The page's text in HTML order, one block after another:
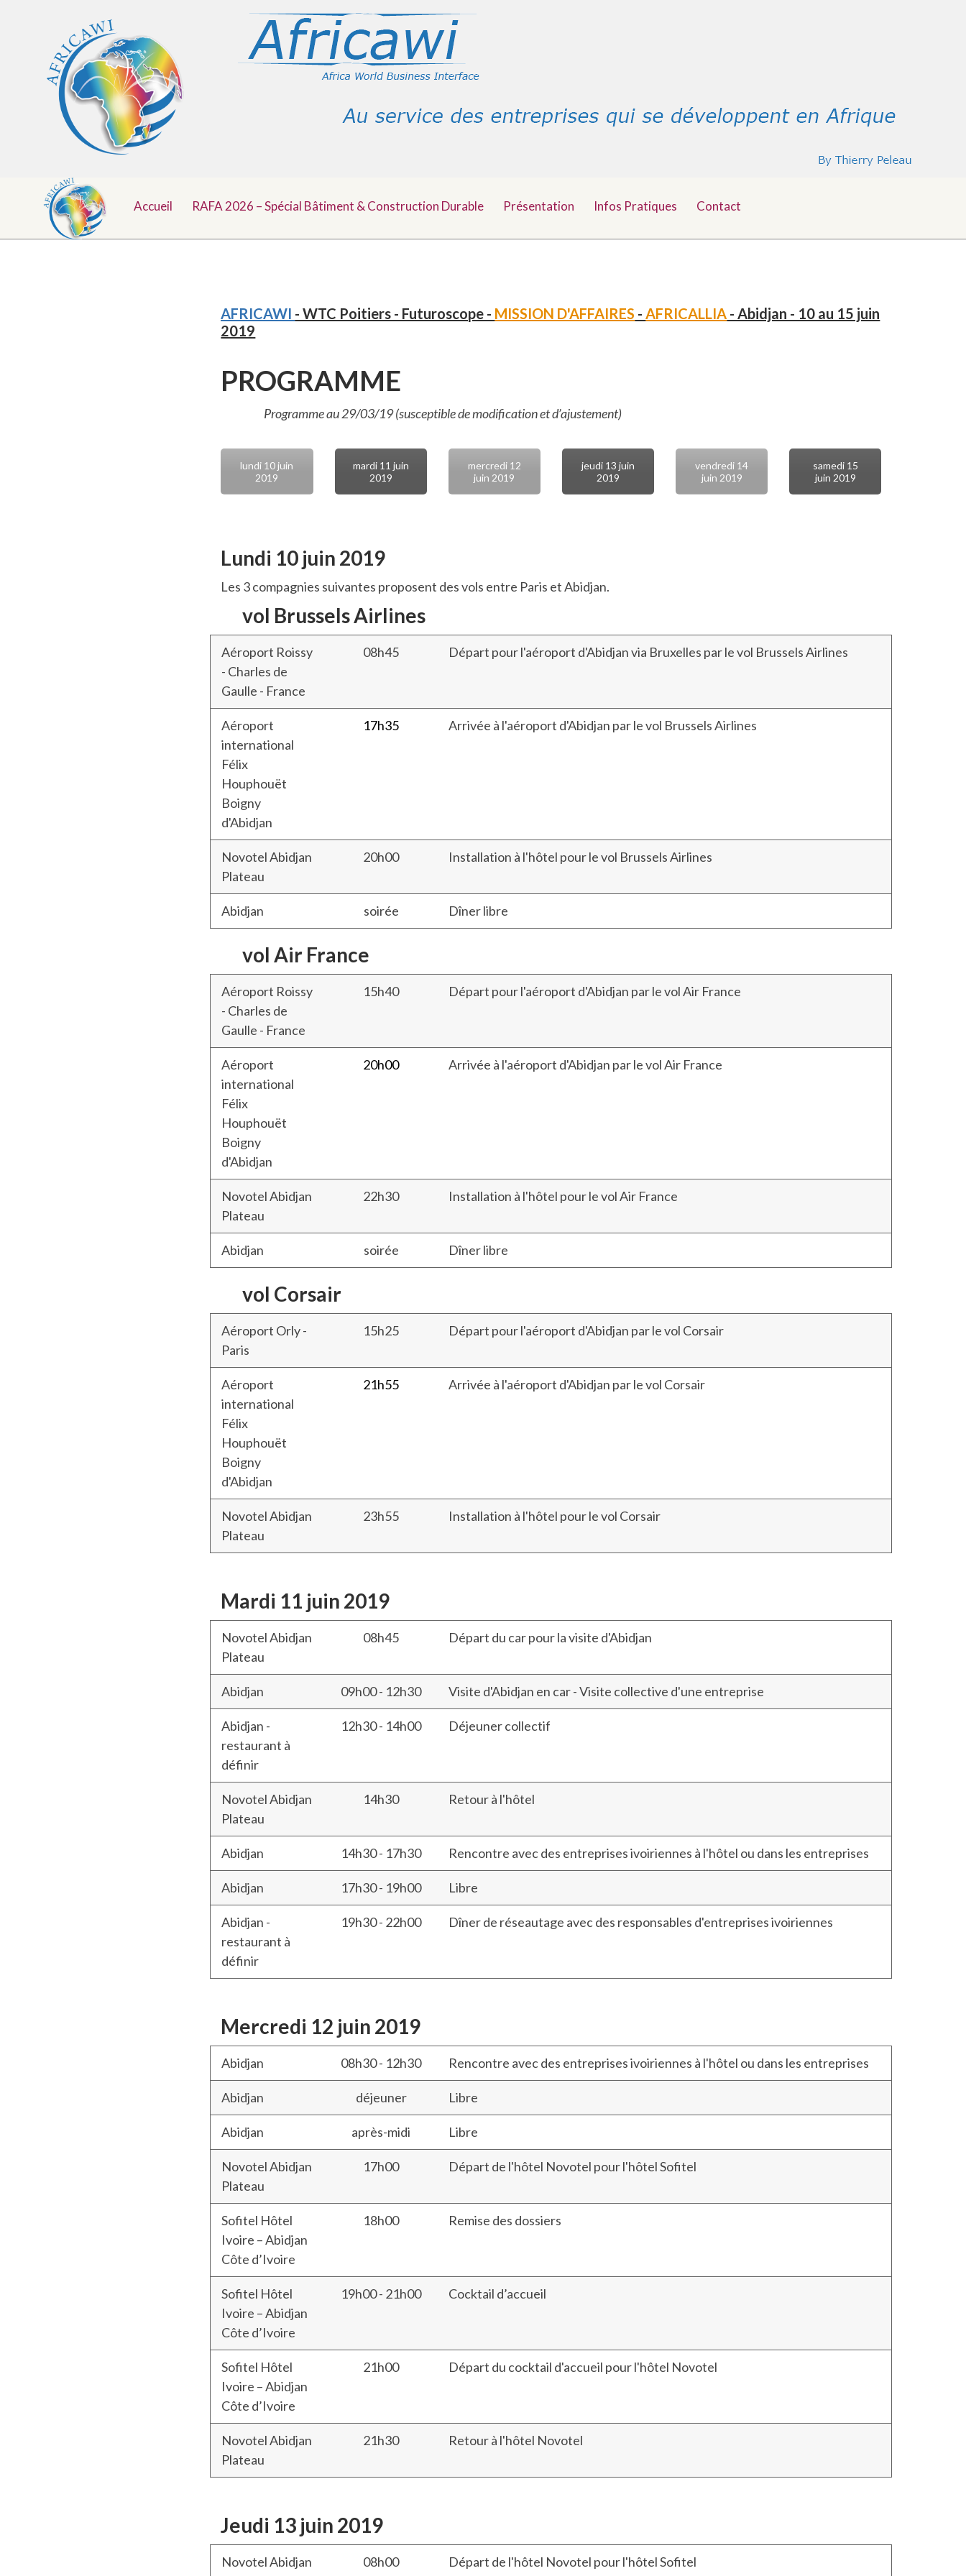
Top
Accueil RAFA 2026 – Spécial Bâtiment & Construction Durable Présentation Infos Pratiques Contact
AFRICAWI - WTC Poitiers - Futuroscope - MISSION D'AFFAIRES -AFRICALLIA - Abidjan - 10 au 15 juin
2019
PROGRAMME
Programme au 29/03/19 (susceptible de modification et d’ajustement)
lundi 10 juin
2019
mardi 11 juin
2019
mercredi 12
juin 2019
jeudi 13 juin
2019
vendredi 14
juin 2019
samedi 15
juin 2019
Lundi 10 juin 2019
Les 3 compagnies suivantes proposent des vols entre Paris et Abidjan.
vol Brussels Airlines
Aéroport Roissy
- Charles de
Gaulle - France
08h45 Départ pour l'aéroport d'Abidjan via Bruxelles par le vol Brussels Airlines
Aéroport
international
Félix
Houphouët
Boigny
d'Abidjan
17h35 Arrivée à l'aéroport d'Abidjan par le vol Brussels Airlines
Novotel Abidjan
Plateau
20h00 Installation à l'hôtel pour le vol Brussels Airlines
Abidjan soirée Dîner libre
vol Air France
Aéroport Roissy
- Charles de
Gaulle - France
15h40 Départ pour l'aéroport d'Abidjan par le vol Air France
Aéroport
international
Félix
Houphouët
Boigny
d'Abidjan
20h00 Arrivée à l'aéroport d'Abidjan par le vol Air France
Novotel Abidjan
Plateau
22h30 Installation à l'hôtel pour le vol Air France
Abidjan soirée Dîner libre
vol Corsair
Aéroport Orly -
Paris
15h25 Départ pour l'aéroport d'Abidjan par le vol Corsair
Aéroport
international
Félix
Houphouët
Boigny
d'Abidjan
21h55 Arrivée à l'aéroport d'Abidjan par le vol Corsair
Novotel Abidjan
Plateau
23h55 Installation à l'hôtel pour le vol Corsair
Mardi 11 juin 2019
Novotel Abidjan
Plateau
08h45 Départ du car pour la visite d'Abidjan
Abidjan 09h00 - 12h30 Visite d'Abidjan en car - Visite collective d'une entreprise
Abidjan -
restaurant à
définir
12h30 - 14h00 Déjeuner collectif
Novotel Abidjan
Plateau
14h30 Retour à l'hôtel
Abidjan 14h30 - 17h30 Rencontre avec des entreprises ivoiriennes à l'hôtel ou dans les entreprises
Abidjan 17h30 - 19h00 Libre
Abidjan -
restaurant à
définir
19h30 - 22h00 Dîner de réseautage avec des responsables d'entreprises ivoiriennes
Mercredi 12 juin 2019
Abidjan 08h30 - 12h30 Rencontre avec des entreprises ivoiriennes à l'hôtel ou dans les entreprises
Abidjan déjeuner Libre
Abidjan après-midi Libre
Novotel Abidjan
Plateau
17h00 Départ de l'hôtel Novotel pour l'hôtel Sofitel
Sofitel Hôtel
Ivoire – Abidjan
Côte d’Ivoire
18h00 Remise des dossiers
Sofitel Hôtel
Ivoire – Abidjan
Côte d’Ivoire
19h00 - 21h00 Cocktail d’accueil
Sofitel Hôtel
Ivoire – Abidjan
Côte d’Ivoire
21h00 Départ du cocktail d'accueil pour l'hôtel Novotel
Novotel Abidjan
Plateau
21h30 Retour à l'hôtel Novotel
Jeudi 13 juin 2019
Novotel Abidjan
08h00 Départ de l'hôtel Novotel pour l'hôtel Sofitel